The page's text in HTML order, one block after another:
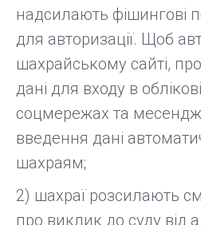
надсилають фішингові
для авторизації. Щоб
шахрайському сайті,
дані для входу в
соцмережах та
введення дані
шахраям;
2) шахраї розсилають
про виклик до суду від